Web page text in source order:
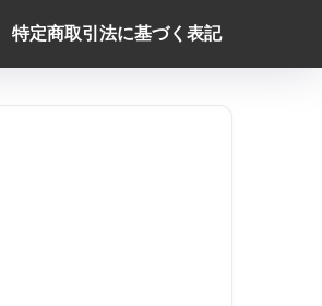
特定商取引法に基づく表記